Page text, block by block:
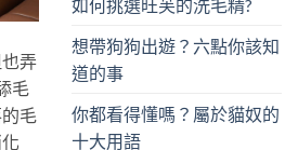
弄
毛
毛
如何挑選旺芙的洗毛精?
想帶狗狗出遊？六點你該知
道的事
你都看得懂嗎？屬於貓奴的
十大用語